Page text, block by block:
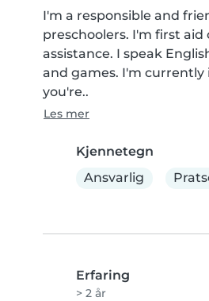
I'm a responsible and
preschoolers. I'm first
assistance. I speak
and games. I'm currently
you're..
Les mer
Kjennetegn
Ansvarlig
Erfaring
> 2 år